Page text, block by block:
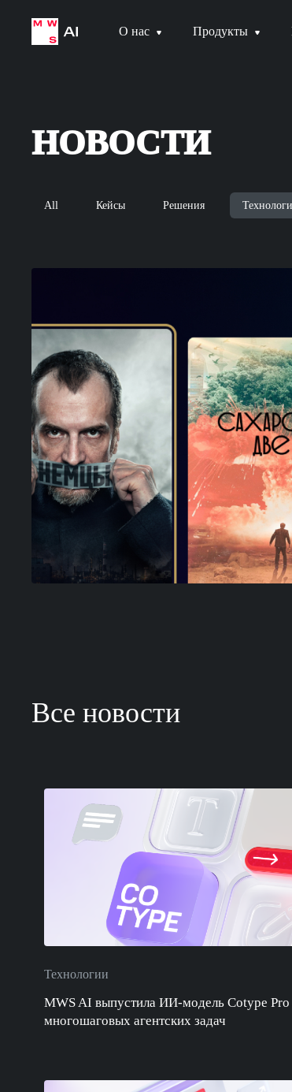
О нас Продукты
НОВОСТИ
All Кейсы Решения
Все новости
Технологии
MWS AI выпустила ИИ-модель Cotype Pro
многошаговых агентских задач